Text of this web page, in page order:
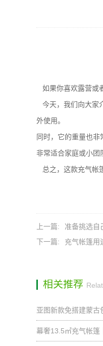
如果你喜欢露营或
今天，我们向大家
外使用。
同时，它的重量也非
非常适合家庭或小团
总之，这款充气帐
上一篇:
准备挑选自
下一篇:
充气帐篷用
相关推荐
亚图新款免搭建蒙古
幕奢13.5㎡充气帐篷